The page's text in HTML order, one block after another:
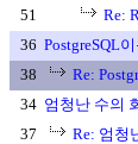
51
Re:
36 PostgreSQL
38
Re:
34 엄청난 수의
37
Re: 엄청